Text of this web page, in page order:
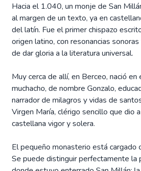
Hacia el 1.040, un monje de San
al margen de un texto, ya en
del latín. Fue el primer chispazo
origen latino, con resonancias
de dar gloria a la literatura universal.
Muy cerca de allí, en Berceo, nació
muchacho, de nombre Gonzalo,
narrador de milagros y vidas de
Virgen María, clérigo sencillo que dio
castellana vigor y solera.
El pequeño monasterio está cargado
Se puede distinguir perfectamente la